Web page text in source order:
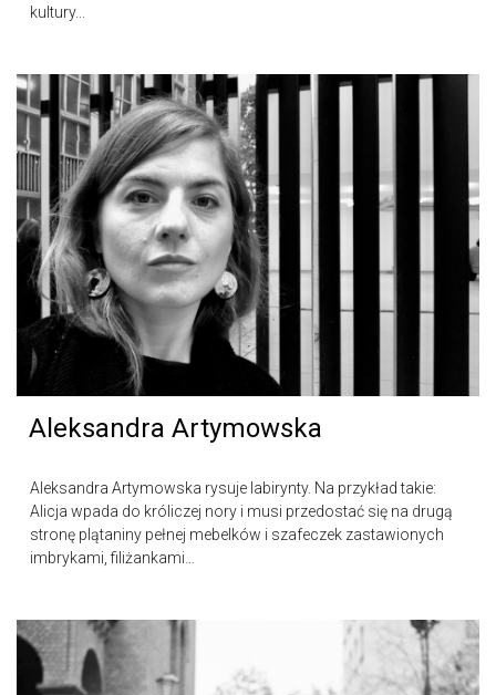
kultury...
Aleksandra Artymowska
Aleksandra Artymowska rysuje labirynty. Na przykład takie:
Alicja wpada do króliczej nory i musi przedostać się na drugą
stronę plątaniny pełnej mebelków i szafeczek zastawionych
imbrykami, filiżankami…